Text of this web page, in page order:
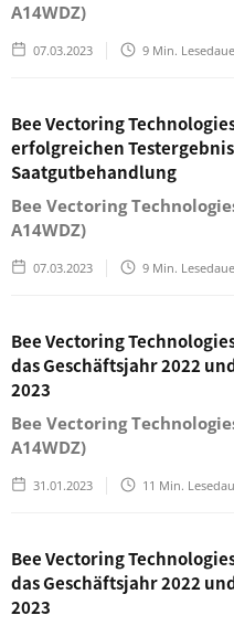
A14WDZ)
07.03.2023 9 Min.
Bee Vectoring
erfolgreichen
Saatgutbehandlung
Bee Vectoring
A14WDZ)
07.03.2023 9 Min.
Bee Vectoring
das Geschäftsjahr 2022
2023
Bee Vectoring
A14WDZ)
31.01.2023 11 Min.
Bee Vectoring
das Geschäftsjahr 2022
2023